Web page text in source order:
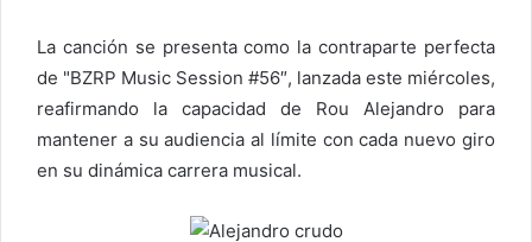
La canción se presenta como la contraparte perfecta
de "BZRP Music Session #56″, lanzada este miércoles,
reafirmando la capacidad de Rou Alejandro para
mantener a su audiencia al límite con cada nuevo giro
en su dinámica carrera musical.